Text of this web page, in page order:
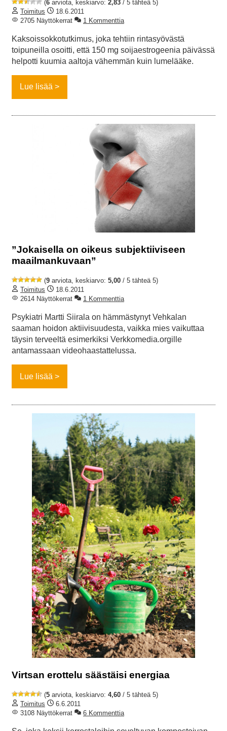
(6 arviota, keskiarvo: 2,83 / 5 tähteä 5)
Toimitus
18.6.2011
2705 Näyttökerrat
1 Kommenttia
Kaksoissokkotutkimus, joka tehtiin rintasyövästä
toipuneilla osoitti, että 150 mg soijaestrogeenia päivässä
helpotti kuumia aaltoja vähemmän kuin lumelääke.
Lue lisää
”Jokaisella on oikeus subjektiiviseen
maailmankuvaan”
(9 arviota, keskiarvo: 5,00 / 5 tähteä 5)
Toimitus
18.6.2011
2614 Näyttökerrat
1 Kommenttia
Psykiatri Martti Siirala on hämmästynyt Vehkalan
saaman hoidon aktiivisuudesta, vaikka mies vaikuttaa
täysin terveeltä esimerkiksi Verkkomedia.orgille
antamassaan videohaastattelussa.
Lue lisää
Virtsan erottelu säästäisi energiaa
(5 arviota, keskiarvo: 4,60 / 5 tähteä 5)
Toimitus
6.6.2011
3108 Näyttökerrat
6 Kommenttia